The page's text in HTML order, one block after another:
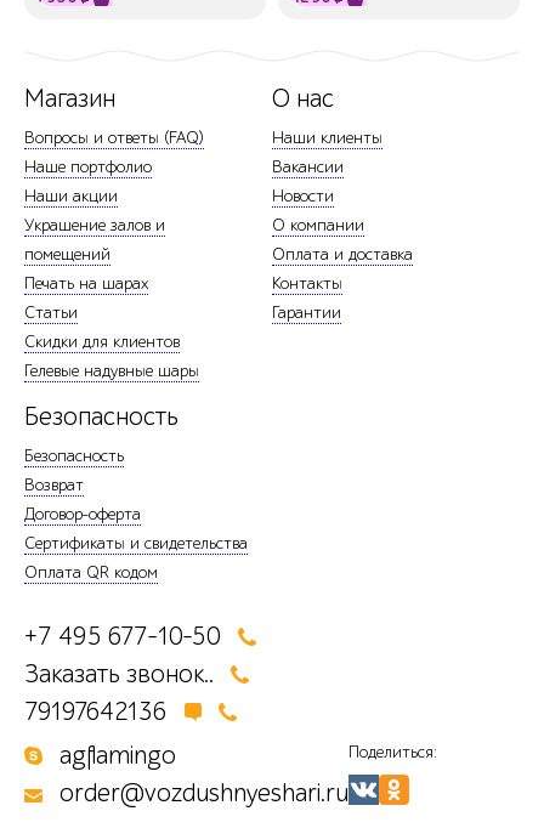
Магазин
Вопросы и ответы (FAQ)
Наше портфолио
Наши акции
Украшение залов и
помещений
Печать на шарах
Статьи
Скидки для клиентов
Гелевые надувные шары
О нас
Наши клиенты
Вакансии
Новости
О компании
Оплата и доставка
Контакты
Гарантии
Безопасность
Безопасность
Возврат
Договор-оферта
Сертификаты и свидетельства
Оплата QR кодом
+7 495 677-10-50
Заказать звонок..
79197642136
agflamingo
order@vozdushnyeshari.ru
Поделиться: